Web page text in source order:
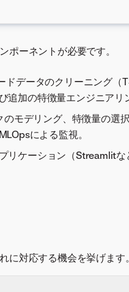
ポーネントが必要です。
データのクリーニング（
加の特徴量エンジニアリ
モデリング、特徴量の選
による監視。
リケーション（Streamlitな
に対応する機会を挙げます。